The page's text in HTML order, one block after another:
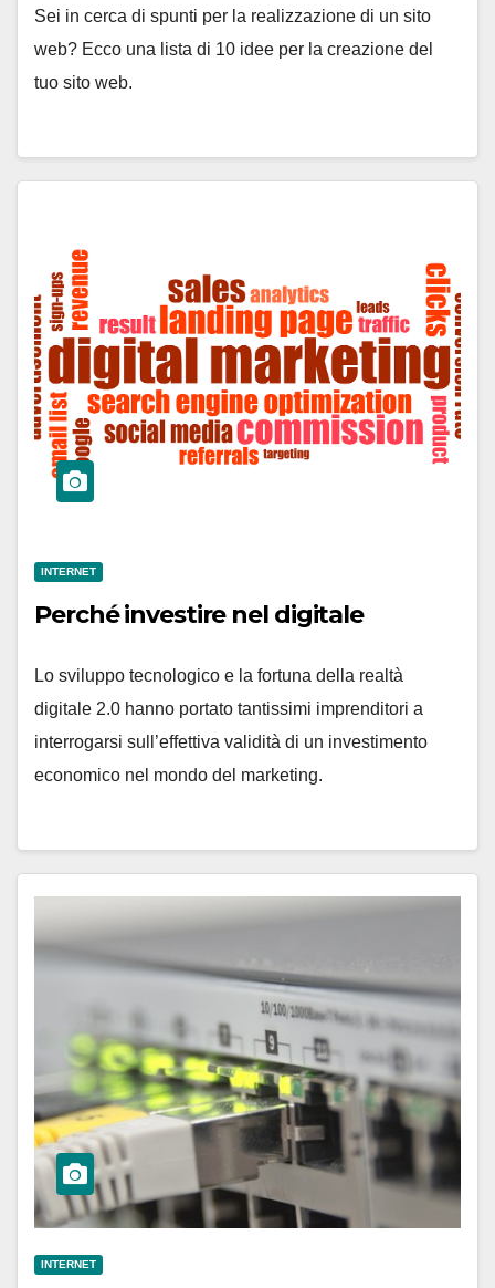
Sei in cerca di spunti per la realizzazione di un sito
web? Ecco una lista di 10 idee per la creazione del
tuo sito web.
INTERNET
Perché investire nel digitale
Lo sviluppo tecnologico e la fortuna della realtà
digitale 2.0 hanno portato tantissimi imprenditori a
interrogarsi sull’effettiva validità di un investimento
economico nel mondo del marketing.
INTERNET